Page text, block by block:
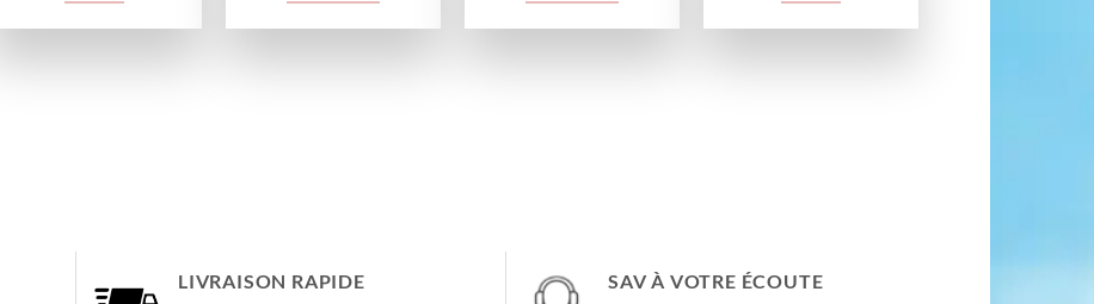
LIVRAISON RAPIDE
SAV À VOTRE ÉCOUTE